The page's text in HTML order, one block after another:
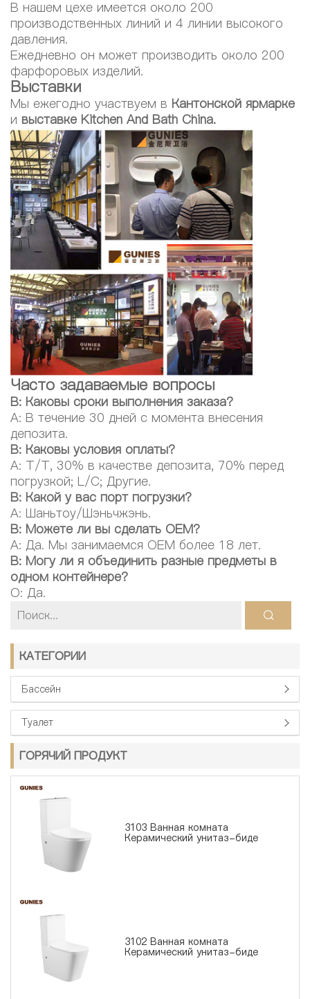
В нашем цехе имеется около 200
производственных линий и 4 линии высокого
давления.
Ежедневно он может производить около 200
фарфоровых изделий.
Выставки
Мы ежегодно участвуем в Кантонской ярмарке
и выставке Kitchen And Bath China.
Часто задаваемые вопросы
В: Каковы сроки выполнения заказа?
A: В течение 30 дней с момента внесения
депозита.
В: Каковы условия оплаты?
A: T/T, 30% в качестве депозита, 70% перед
погрузкой; L/C; Другие.
В: Какой у вас порт погрузки?
A: Шаньтоу/Шэньчжэнь.
В: Можете ли вы сделать OEM?
A: Да. Мы занимаемся OEM более 18 лет.
В: Могу ли я объединить разные предметы в
одном контейнере?
О: Да.
КАТЕГОРИИ
Бассейн
Туалет
ГОРЯЧИЙ ПРОДУКТ
3103 Ванная комната
Керамический унитаз-биде
3102 Ванная комната
Керамический унитаз-биде